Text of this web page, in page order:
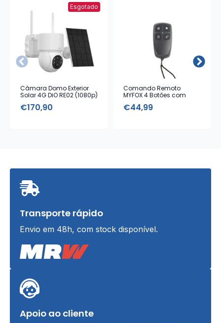
Esgotado
Câmara Domo Exterior
Solar 4G DiO RE02 (1080p)
€170,90
Comando Remoto
MYFOX 4 Botões com
€44,99
Transporte rápido
Envio em 48h, com stock disponível.
Apoio ao cliente